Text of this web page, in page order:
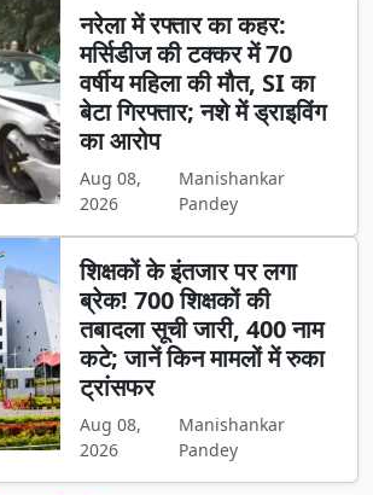
नरेला में रफ्तार का कहर:
मर्सिडीज की टक्कर में 70
वर्षीय महिला की मौत, SI का
बेटा गिरफ्तार; नशे में ड्राइविंग
का आरोप
Aug 08,
2026
Manishankar
Pandey
शिक्षकों के इंतजार पर लगा
ब्रेक! 700 शिक्षकों की
तबादला सूची जारी, 400 नाम
कटे; जानें किन मामलों में रुका
ट्रांसफर
Aug 08,
2026
Manishankar
Pandey